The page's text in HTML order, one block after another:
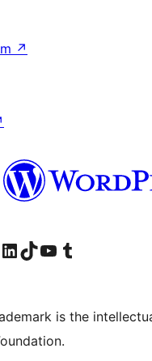
↗
megtekintése
Instagram account
Visit our LinkedIn account
Visit our TikTok account
Visit our YouTube channel
Visit our Tumblr account
is the